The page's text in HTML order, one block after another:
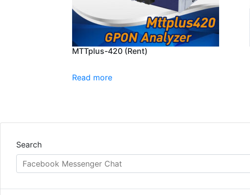
MTTplus-420 (Rent)
Read more
Search